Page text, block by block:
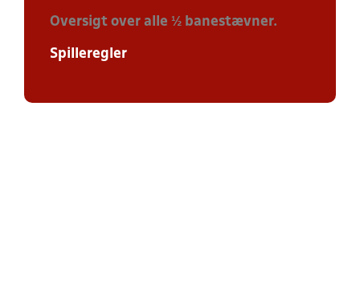
Oversigt over alle ½ banestævner.
Spilleregler